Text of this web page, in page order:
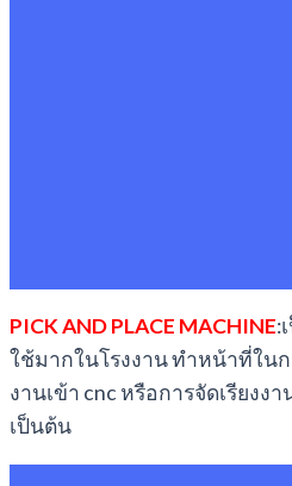
PICK AND PLACE MACHINE:
ใช้มากในโรงงาน ทำหน้าที่ใน
งานเข้า cnc หรือการจัดเรียงง
เป็นต้น